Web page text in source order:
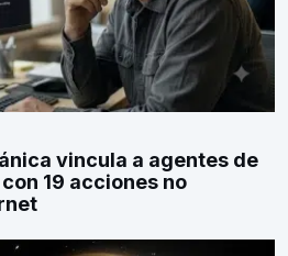
vincula a agentes de
19 acciones no